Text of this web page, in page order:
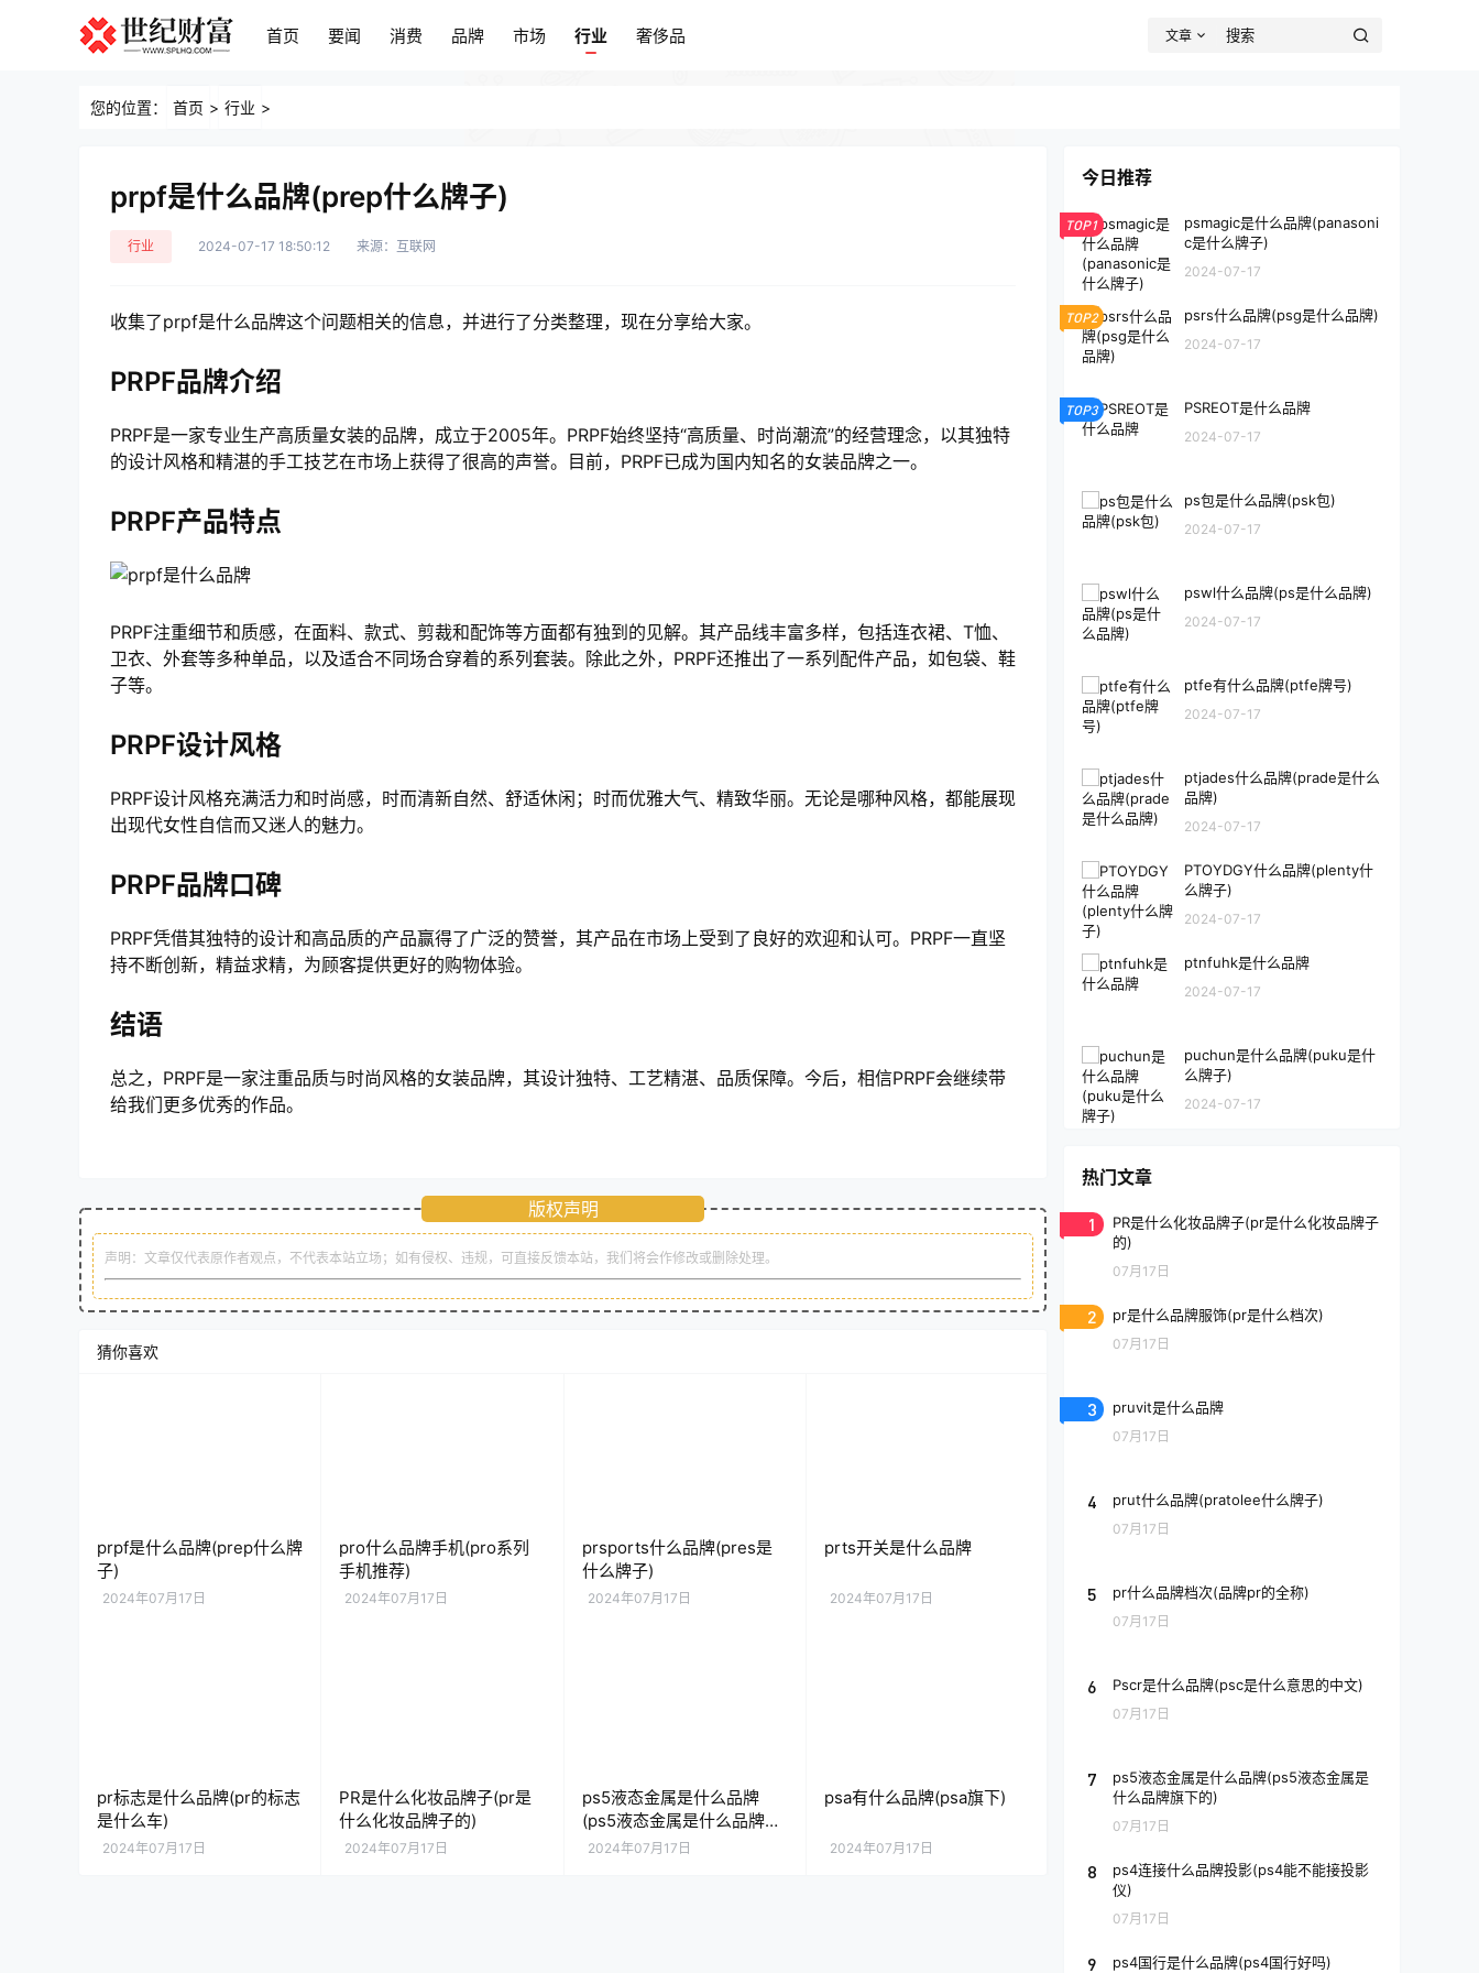
首页 要闻 消费 品牌 市场 行业 奢侈品 文章
行业
您的位置： 首页 > 行业 >
prpf是什么品牌(prep什么牌子)
行业 2024-07-17 18:50:12 来源：互联网
收集了prpf是什么品牌这个问题相关的信息，并进行了分类整理，现在分享给大家。
PRPF品牌介绍
PRPF是一家专业生产高质量女装的品牌，成立于2005年。PRPF始终坚持“高质量、时尚潮流”的经营理念，以其独特
的设计风格和精湛的手工技艺在市场上获得了很高的声誉。目前，PRPF已成为国内知名的女装品牌之一。
PRPF产品特点
PRPF注重细节和质感，在面料、款式、剪裁和配饰等方面都有独到的见解。其产品线丰富多样，包括连衣裙、T恤、
卫衣、外套等多种单品，以及适合不同场合穿着的系列套装。除此之外，PRPF还推出了一系列配件产品，如包袋、鞋
子等。
PRPF设计风格
PRPF设计风格充满活力和时尚感，时而清新自然、舒适休闲；时而优雅大气、精致华丽。无论是哪种风格，都能展现
出现代女性自信而又迷人的魅力。
PRPF品牌口碑
PRPF凭借其独特的设计和高品质的产品赢得了广泛的赞誉，其产品在市场上受到了良好的欢迎和认可。PRPF一直坚
持不断创新，精益求精，为顾客提供更好的购物体验。
结语
总之，PRPF是一家注重品质与时尚风格的女装品牌，其设计独特、工艺精湛、品质保障。今后，相信PRPF会继续带
给我们更多优秀的作品。
版权声明
声明：文章仅代表原作者观点，不代表本站立场；如有侵权、违规，可直接反馈本站，我们将会作修改或删除处理。
猜你喜欢
prpf是什么品牌(prep什么牌
子)
2024年07月17日
pro什么品牌手机(pro系列
手机推荐)
2024年07月17日
prsports什么品牌(pres是
什么牌子)
2024年07月17日
prts开关是什么品牌
2024年07月17日
pr标志是什么品牌(pr的标志
是什么车)
2024年07月17日
PR是什么化妆品牌子(pr是
什么化妆品牌子的)
2024年07月17日
ps5液态金属是什么品牌
(ps5液态金属是什么品牌旗
下的)
2024年07月17日
psa有什么品牌(psa旗下)
2024年07月17日
今日推荐
TOP1
psmagic是什么品牌(panasoni
c是什么牌子)
2024-07-17
TOP2 psrs什么品牌(psg是什么品牌)
2024-07-17
TOP3 PSREOT是什么品牌
2024-07-17
ps包是什么品牌(psk包)
2024-07-17
pswl什么品牌(ps是什么品牌)
2024-07-17
ptfe有什么品牌(ptfe牌号)
2024-07-17
ptjades什么品牌(prade是什么
品牌)
2024-07-17
PTOYDGY什么品牌(plenty什
么牌子)
2024-07-17
ptnfuhk是什么品牌
2024-07-17
puchun是什么品牌(puku是什
么牌子)
2024-07-17
热门文章
1
PR是什么化妆品牌子(pr是什么化妆品牌子
的)
07月17日
2 pr是什么品牌服饰(pr是什么档次)
07月17日
3 pruvit是什么品牌
07月17日
4 prut什么品牌(pratolee什么牌子)
07月17日
5 pr什么品牌档次(品牌pr的全称)
07月17日
6 Pscr是什么品牌(psc是什么意思的中文)
07月17日
7
ps5液态金属是什么品牌(ps5液态金属是
什么品牌旗下的)
07月17日
8
ps4连接什么品牌投影(ps4能不能接投影
仪)
07月17日
9 ps4国行是什么品牌(ps4国行好吗)